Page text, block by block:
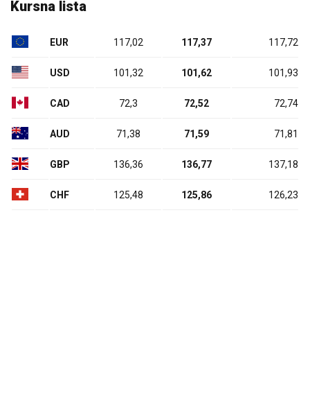
Kursna lista
EUR 117,02 117,37 117,72
USD 101,32 101,62 101,93
CAD 72,3 72,52 72,74
AUD 71,38 71,59 71,81
GBP 136,36 136,77 137,18
CHF 125,48 125,86 126,23